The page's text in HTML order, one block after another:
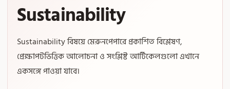
Sustainability
Sustainability বিষয়ে মেরুনপেপারে প্রকাশিত বিশ্লেষণ,
প্রেক্ষাপটভিত্তিক আলোচনা ও সংশ্লিষ্ট আর্টিকেলগুলো এখানে
একসঙ্গে পাওয়া যাবে।